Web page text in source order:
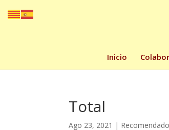
Inicio
Total
Ago 23, 2021 |